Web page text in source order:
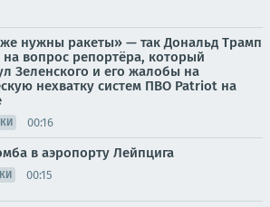
нужны ракеты» — так Дональд Трамп
на вопрос репортёра, который
Зеленского и его жалобы на
нехватку систем ПВО Patriot на
00:16
в аэропорту Лейпцига
00:15